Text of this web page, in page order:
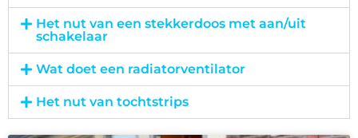
Het nut van een stekkerdoos met aan/uit
schakelaar
Wat doet een radiatorventilator
Het nut van tochtstrips